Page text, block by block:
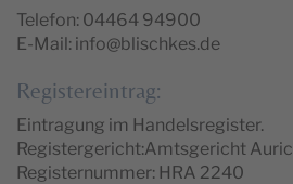
Telefon: 04464 94900
E-Mail: info@blischkes.de
Registereintrag:
Eintragung im Handelsregister.
Registergericht:Amtsgericht
Registernummer: HRA 2240